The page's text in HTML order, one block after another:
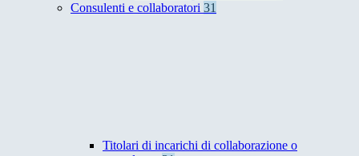
Consulenti e collaboratori 31
Titolari di incarichi di collaborazione o